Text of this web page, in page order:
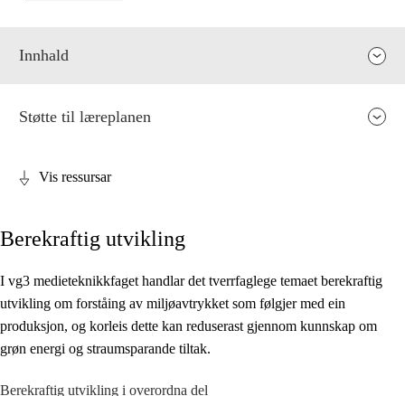
Innhald
Kjerneelement
Tverrfaglege tema
Grunnleggjande ferdigheiter
Støtte til læreplanen
Vis ressursar
Berekraftig utvikling
I vg3 medieteknikkfaget handlar det tverrfaglege temaet berekraftig
utvikling om forståing av miljøavtrykket som følgjer med ein
produksjon, og korleis dette kan reduserast gjennom kunnskap om
grøn energi og straumsparande tiltak.
Berekraftig utvikling i overordna del